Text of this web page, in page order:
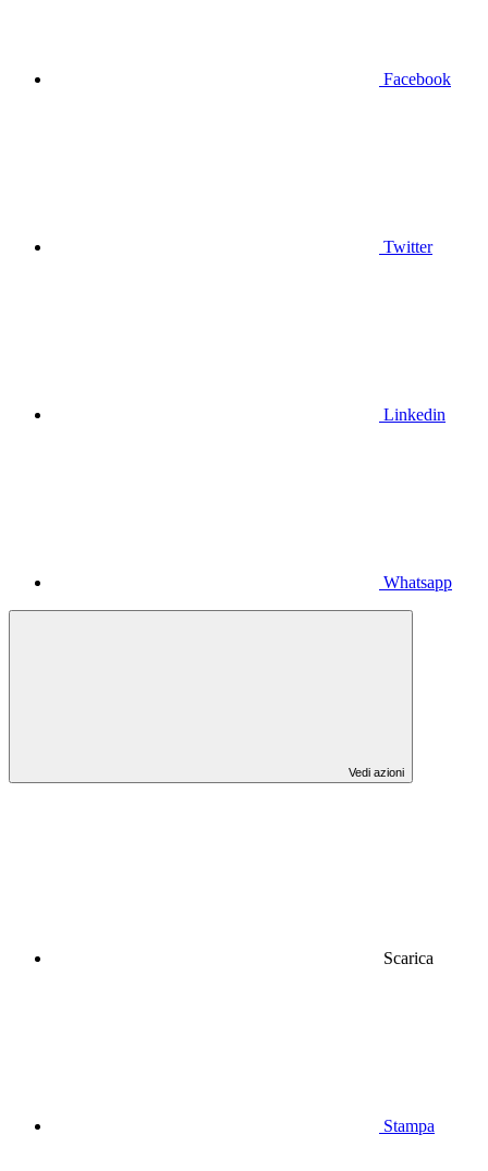
Facebook
Twitter
Linkedin
Whatsapp
Vedi azioni
Scarica
Stampa